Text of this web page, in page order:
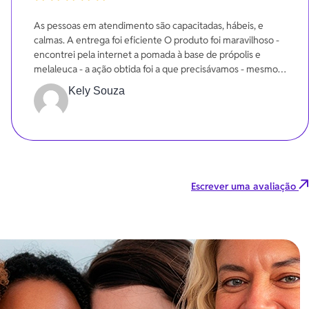
As pessoas em atendimento são capacitadas, hábeis, e
calmas. A entrega foi eficiente O produto foi maravilhoso -
encontrei pela internet a pomada à base de própolis e
melaleuca - a ação obtida foi a que precisávamos - mesmo
em poucos dias.
Kely Souza
Escrever uma avaliação